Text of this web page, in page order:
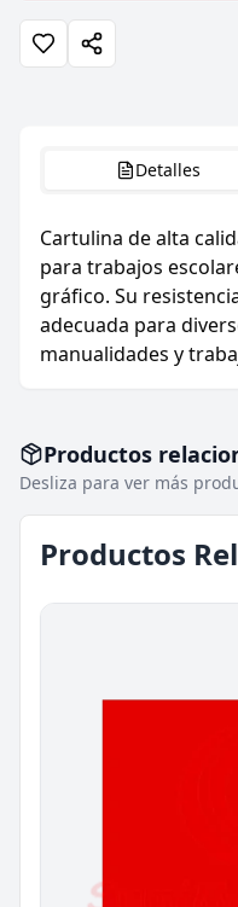
Detalles
Cartulina de alta
para trabajos
gráfico. Su
adecuada para
manualidades y
Productos
Desliza para ver más
Productos